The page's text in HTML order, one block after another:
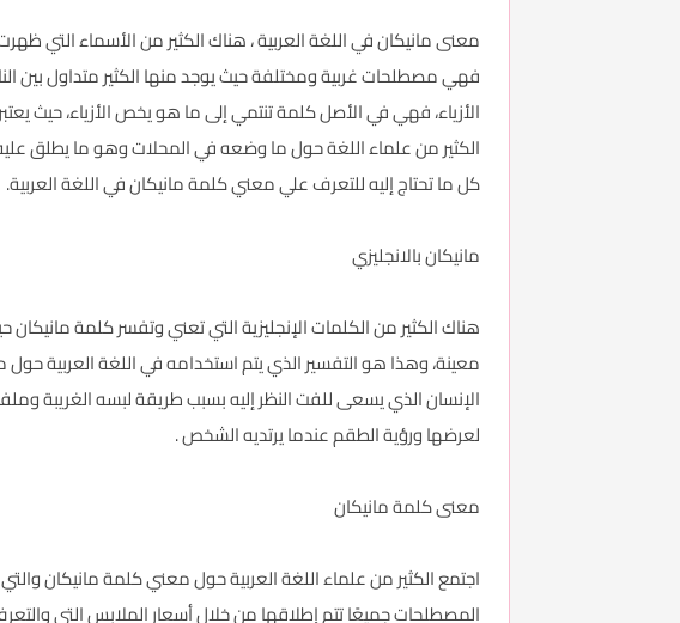
معنى مانيكان في اللغة العربية ، هناك الكثير من الأسماء التي
فهي مصطلحات غربية ومختلفة حيث يوجد منها الكثير متداول بين
الأزياء، فهي في الأصل كلمة تنتمي إلى ما هو يخص الأزياء، حيث
الكثير من علماء اللغة حول ما وضعه في المحلات وهو ما يطلق
كل ما تحتاج إليه للتعرف علي معني كلمة مانيكان في اللغة العربية.
مانيكان بالانجليزي
هناك الكثير من الكلمات الإنجليزية التي تعني وتفسر كلمة
معينة، وهذا هو التفسير الذي يتم استخدامه في اللغة العربية
الإنسان الذي يسعى للفت النظر إليه بسبب طريقة لبسه الغريبة
لعرضها ورؤية الطقم عندما يرتديه الشخص .
معنى كلمة مانيكان
اجتمع الكثير من علماء اللغة العربية حول معني كلمة مانيكان
المصطلحات جميعًا تتم إطلاقها من خلال أسعار الملابس التي